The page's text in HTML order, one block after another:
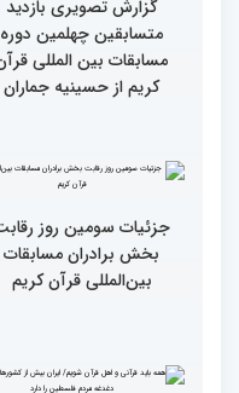
گزارش تصویری دومین روز
دوره مسابقات بین المللی
قرآن کریم (بخش دوم)
گزارش تصویری بازدید